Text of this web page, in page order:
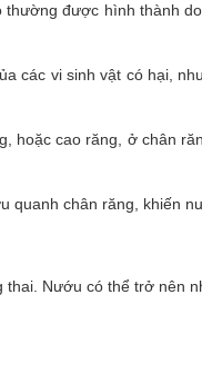
được hình thành
các vi sinh vật có hại,
hoặc cao răng, ở chân
chân răng, khiến
Nướu có thể trở nên